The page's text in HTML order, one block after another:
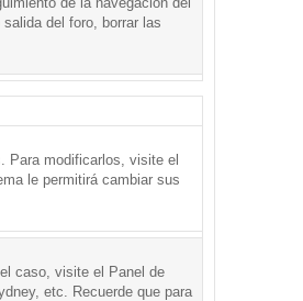
del foro, borrar las
Para modificarlos, visite el
le permitirá cambiar sus
caso, visite el Panel de
etc. Recuerde que para